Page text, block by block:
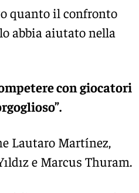
quanto il confronto
abbia aiutato nella
con giocatori
Lautaro Martínez,
e Marcus Thuram.